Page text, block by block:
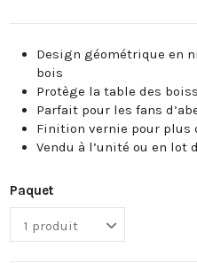
Design géométrique en
bois
Protège la table des
Parfait pour les fans
Finition vernie pour plus
Vendu à l’unité ou en lot
Paquet